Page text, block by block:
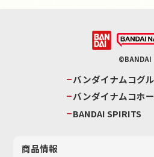
©BANDAI
バンダイナムコグ
バンダイナムコホ
BANDAI SPIRITS
商品情報